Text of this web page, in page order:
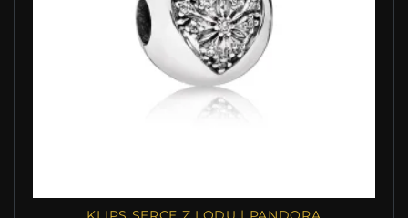
KLIPS SERCE Z LODU | PANDORA